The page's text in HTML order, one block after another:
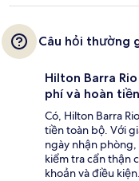
Câu hỏi thường
Hilton Barra
phí và hoàn
Có, Hilton Barra
tiền toàn bộ. Với
ngày nhận phòng,
kiểm tra cẩn thận
khoản và điều kiện.